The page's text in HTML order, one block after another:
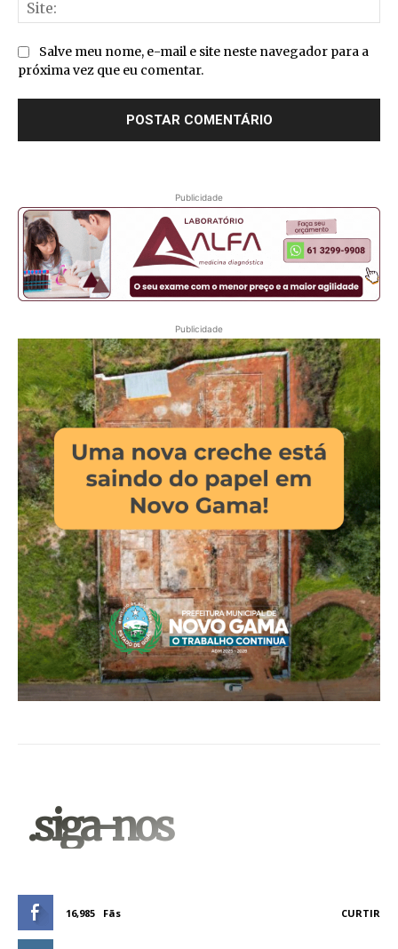
Salve meu nome, e-mail e site neste navegador para a
próxima vez que eu comentar.
Publicidade
Publicidade
.siga-nos
16,985 Fãs CURTIR